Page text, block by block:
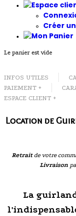
Créer
Le panier est vide
INFOS UTILES
PAIEMENT +
ESPACE CLIENT +
Location de
Retraitde votre
Livraison
La